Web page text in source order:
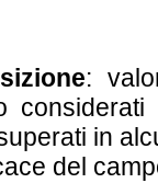
:
in
del